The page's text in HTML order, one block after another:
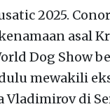
2025.
asal
Dog Show
mewakili
Vladimirov di